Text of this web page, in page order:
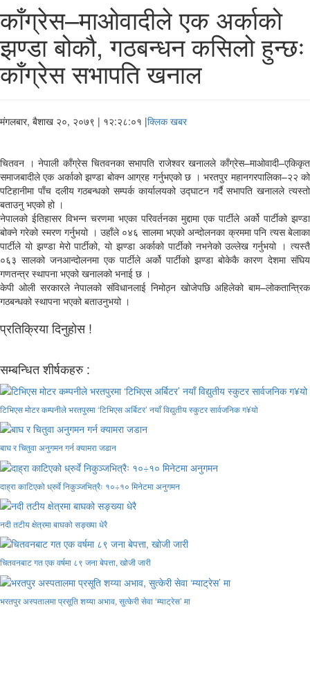
काँग्रेस–माओवादीले एक अर्काको
झण्डा बोकौ, गठबन्धन कसिलो हुन्छः
काँग्रेस सभापति खनाल
मंगलबार, बैशाख २०, २०७९ | १२:२८:०१ |क्लिक खबर
चितवन । नेपाली काँग्रेस चितवनका सभापति राजेश्वर खनालले काँग्रेस–माओवादी–एकिकृत
समाजबादीले एक अर्काको झण्डा बोक्न आग्रह गर्नुभएको छ । भरतपुर महानगरपालिका–२२ को
पटिहानीमा पाँच दलीय गठबन्धको सम्पर्क कार्यालयको उद्घाटन गर्दै सभापति खनालले त्यस्तो
बताउनु भएको हो ।
नेपालको ईतिहासर विभन्न चरणमा भएका परिवर्तनका मुद्दामा एक पार्टीले अर्को पार्टीको झण्डा
बोक्ने गरेको स्मरण गर्नुभयो । उहाँले ०४६ सालमा भएको अन्दोलनका क्रममा पनि त्यस बेलाका
पार्टीले यो झण्डा मेरो पार्टीको, यो झण्डा अर्काको पार्टीको नभनेको उल्लेख गर्नुभयो । त्यस्तै
०६३ सालको जनआन्दोलनमा एक पार्टीले अर्को पार्टीको झण्डा बोकेकै कारण देशमा संघिय
गणतन्त्र स्थापना भएको खनालको भनाई छ ।
केपी ओली सरकारले नेपालको संविधानलाई निमोठ्न खोजेपछि अहिलेको बाम–लोकतान्त्रिक
गठबन्धको स्थापना भएको बताउनुभयो ।
प्रतिक्रिया दिनुहोस !
सम्बन्धित शीर्षकहरु :
टिभिएस मोटर कम्पनीले भरतपुरमा ‘टिभिएस अर्बिटर’ नयाँ विद्युतीय स्कुटर सार्वजनिक ग¥यो
बाघ र चितुवा अनुगमन गर्न क्यामरा जडान
दाह्रा काटिएको ध्रुर्वे निकुञ्जभित्रैः १०÷१० मिनेटमा अनुगमन
नदी तटीय क्षेत्रमा बाघको सङ्ख्या धेरै
चितवनबाट गत एक वर्षमा ८९ जना बेपत्ता, खोजी जारी
भरतपुर अस्पतालमा प्रसूति शय्या अभाव, सुत्केरी सेवा ‘म्याट्रेस’ मा